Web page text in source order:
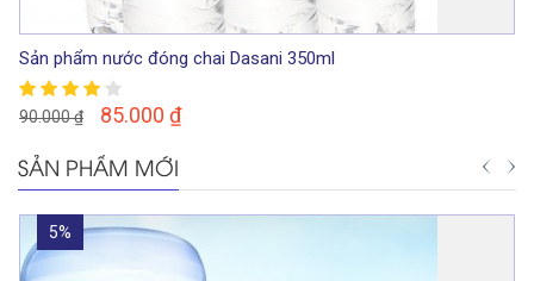
Sản phẩm nước đóng chai Dasani 350ml
90.000₫ 85.000 ₫
SẢN PHẨM MỚI
5%